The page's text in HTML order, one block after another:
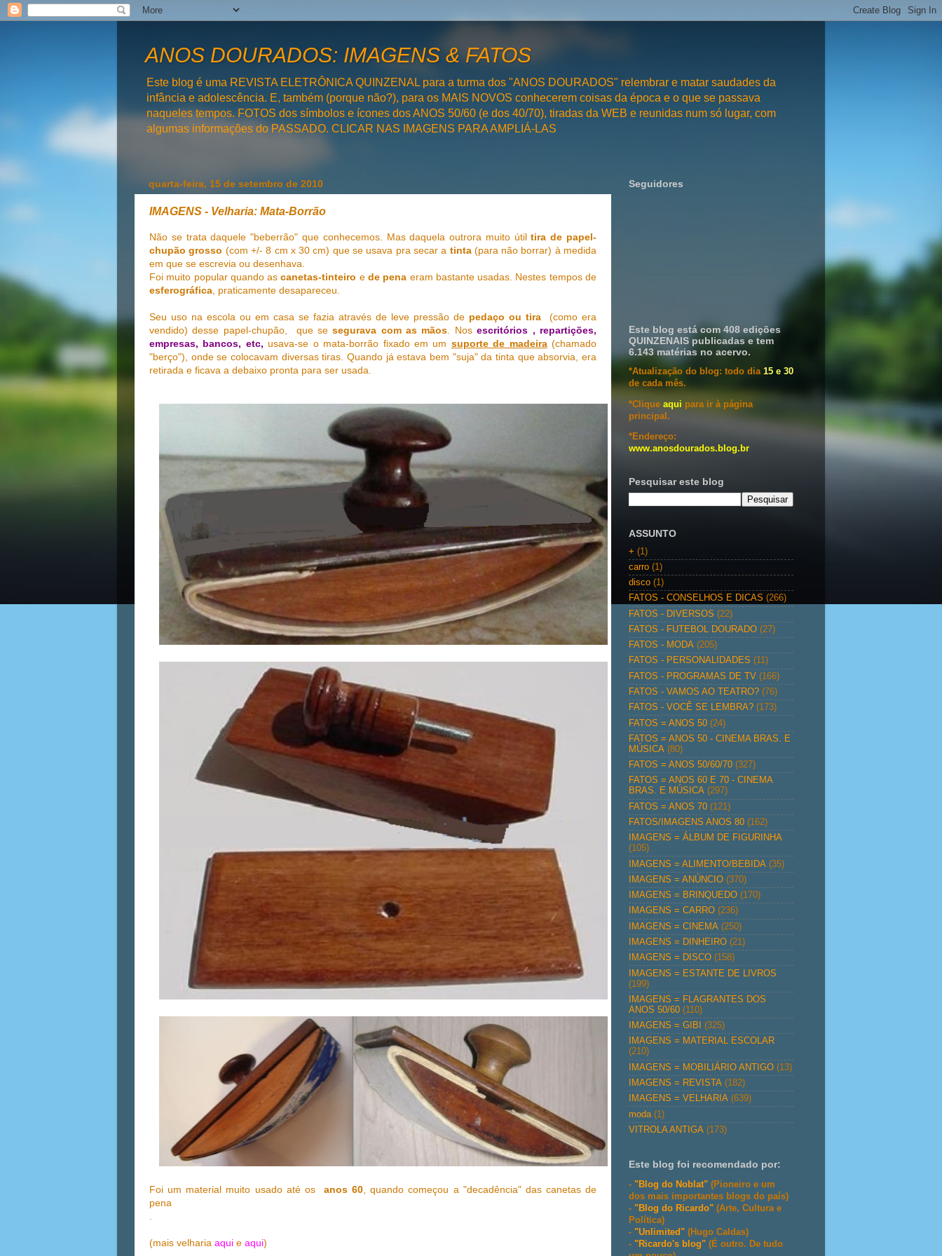
ANOS DOURADOS: IMAGENS & FATOS
Este blog é uma REVISTA ELETRÔNICA QUINZENAL para a turma dos "ANOS DOURADOS" relembrar e matar saudades da
infância e adolescência. E, também (porque não?), para os MAIS NOVOS conhecerem coisas da época e o que se passava
naqueles tempos. FOTOS dos símbolos e ícones dos ANOS 50/60 (e dos 40/70), tiradas da WEB e reunidas num só lugar, com
algumas informações do PASSADO. CLICAR NAS IMAGENS PARA AMPLIÁ-LAS
quarta-feira, 15 de setembro de 2010
IMAGENS - Velharia: Mata-Borrão
Não se trata daquele "beberrão" que conhecemos. Mas daquela outrora muito útiltira de papel-
chupão grosso (com +/- 8 cm x 30 cm) que se usava pra secar a tinta(para não borrar) à medida
em que se escrevia ou desenhava.
Foi muito popular quando as canetas-tinteiro ede pena eram bastante usadas. Nestes tempos de
esferográfica, praticamente desapareceu.
Seu uso na escola ou em casa se fazia através de leve pressão de pedaço ou tira (como era
vendido) desse papel-chupão, que sesegurava com as mãos. Nosescritórios , repartições,
empresas, bancos, etc, usava-se o mata-borrão fixado em um suporte de madeira(chamado
"berço"), onde se colocavam diversas tiras. Quando já estava bem "suja" da tinta que absorvia, era
retirada e ficava a debaixo pronta para ser usada.
Foi um material muito usado até os anos 60, quando começou a "decadência" das canetas de
pena
.
(mais velharia aqui e aqui)
Seguidores
Este blog está com 408 edições
QUINZENAIS publicadas e tem
6.143 matérias no acervo.
*Atualização do blog: todo dia 15 e 30
de cada mês.
*Clique aqui para ir à página
principal.
*Endereço:
www.anosdourados.blog.br
Pesquisar este blog
ASSUNTO
+ (1)
carro (1)
disco (1)
FATOS - CONSELHOS E DICAS (266)
FATOS - DIVERSOS (22)
FATOS - FUTEBOL DOURADO (27)
FATOS - MODA (205)
FATOS - PERSONALIDADES (11)
FATOS - PROGRAMAS DE TV (166)
FATOS - VAMOS AO TEATRO? (76)
FATOS - VOCÊ SE LEMBRA? (173)
FATOS = ANOS 50 (24)
FATOS = ANOS 50 - CINEMA BRAS. E
MÚSICA (80)
FATOS = ANOS 50/60/70 (327)
FATOS = ANOS 60 E 70 - CINEMA
BRAS. E MÚSICA (297)
FATOS = ANOS 70 (121)
FATOS/IMAGENS ANOS 80 (162)
IMAGENS = ÁLBUM DE FIGURINHA
(105)
IMAGENS = ALIMENTO/BEBIDA (35)
IMAGENS = ANÚNCIO (370)
IMAGENS = BRINQUEDO (170)
IMAGENS = CARRO (236)
IMAGENS = CINEMA (250)
IMAGENS = DINHEIRO (21)
IMAGENS = DISCO (158)
IMAGENS = ESTANTE DE LIVROS
(199)
IMAGENS = FLAGRANTES DOS
ANOS 50/60 (110)
IMAGENS = GIBI
(325)
IMAGENS = MATERIAL ESCOLAR
(210)
IMAGENS = MOBILIÁRIO ANTIGO (13)
IMAGENS = REVISTA (182)
IMAGENS = VELHARIA (639)
moda (1)
VITROLA ANTIGA (173)
Este blog foi recomendado por:
- "Blog do Noblat" (Pioneiro e um
dos mais importantes blogs do país)
- "Blog do Ricardo" (Arte, Cultura e
Política)
- "Unlimited" (Hugo Caldas)
- "Ricardo's blog" (É outro. De tudo